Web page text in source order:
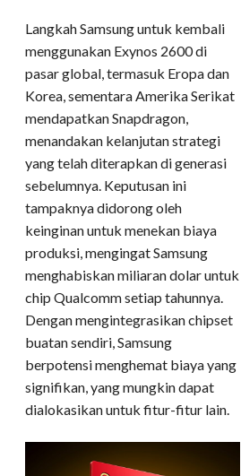
Langkah Samsung untuk kembali
menggunakan Exynos 2600 di
pasar global, termasuk Eropa dan
Korea, sementara Amerika Serikat
mendapatkan Snapdragon,
menandakan kelanjutan strategi
yang telah diterapkan di generasi
sebelumnya. Keputusan ini
tampaknya didorong oleh
keinginan untuk menekan biaya
produksi, mengingat Samsung
menghabiskan miliaran dolar untuk
chip Qualcomm setiap tahunnya.
Dengan mengintegrasikan chipset
buatan sendiri, Samsung
berpotensi menghemat biaya yang
signifikan, yang mungkin dapat
dialokasikan untuk fitur-fitur lain.